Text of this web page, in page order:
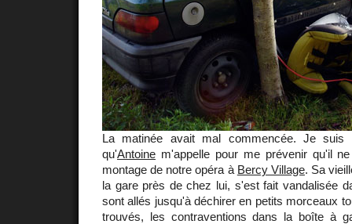
La matinée avait mal commencée. Je suis
qu'Antoine m'appelle pour me prévenir qu'il
montage de notre opéra à Bercy Village. Sa
la gare près de chez lui, s'est fait vandalisée
sont allés jusqu'à déchirer en petits morceaux
trouvés, les contraventions dans la boîte à